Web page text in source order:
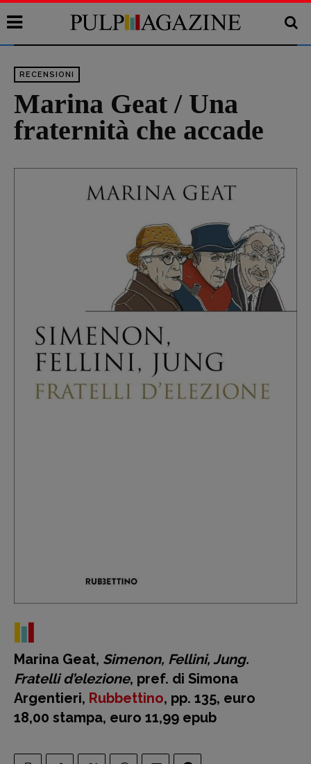
Recensioni
Primo Piano
RUBRICHE
RECENSIONI
Marina Geat / Una
fraternità che accade
Marina Geat, Simenon, Fellini, Jung.
Fratelli d’elezione, pref. di Simona
Argentieri, Rubbettino, pp. 135, euro
18,00 stampa, euro 11,99 epub